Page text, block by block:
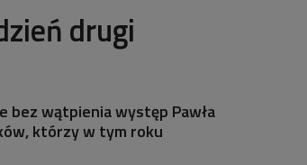
drugi
bez wątpienia występ Pawła
którzy w tym roku